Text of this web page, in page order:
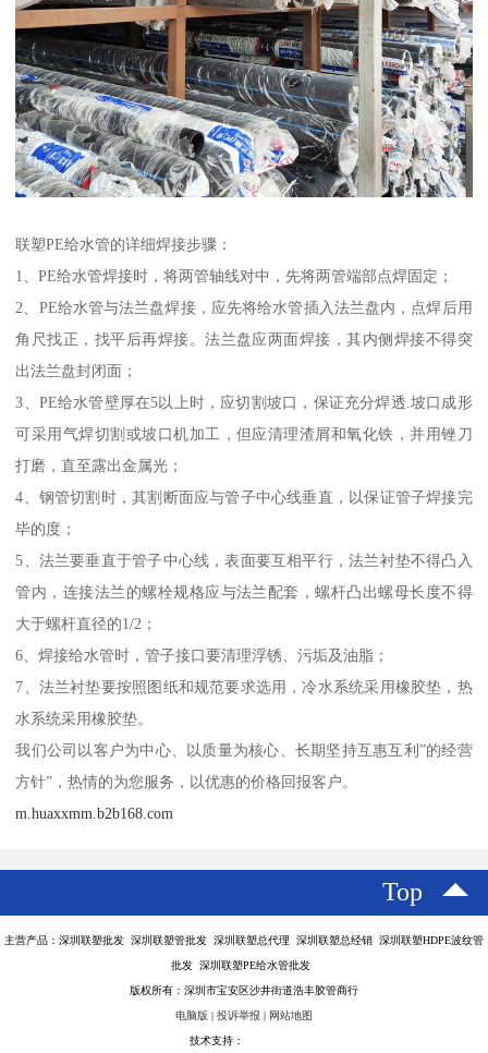
联塑PE给水管的详细焊接步骤：
1、PE给水管焊接时，将两管轴线对中，先将两管端部点焊固定；
2、PE给水管与法兰盘焊接，应先将给水管插入法兰盘内，点焊后用
角尺找正，找平后再焊接。法兰盘应两面焊接，其内侧焊接不得突
出法兰盘封闭面；
3、PE给水管壁厚在5以上时，应切割坡口，保证充分焊透.坡口成形
可采用气焊切割或坡口机加工，但应清理渣屑和氧化铁，并用锉刀
打磨，直至露出金属光；
4、钢管切割时，其割断面应与管子中心线垂直，以保证管子焊接完
毕的度；
5、法兰要垂直于管子中心线，表面要互相平行，法兰衬垫不得凸入
管内，连接法兰的螺栓规格应与法兰配套，螺杆凸出螺母长度不得
大于螺杆直径的1/2；
6、焊接给水管时，管子接口要清理浮锈、污垢及油脂；
7、法兰衬垫要按照图纸和规范要求选用，冷水系统采用橡胶垫，热
水系统采用橡胶垫。
我们公司以客户为中心、以质量为核心、长期坚持互惠互利”的经营
方针”，热情的为您服务，以优惠的价格回报客户。
m.huaxxmm.b2b168.com
Top
主营产品：深圳联塑批发 深圳联塑管批发 深圳联塑总代理 深圳联塑总经销 深圳联塑HDPE波纹管
批发 深圳联塑PE给水管批发
版权所有：深圳市宝安区沙井街道浩丰胶管商行
电脑版 | 投诉举报 | 网站地图
技术支持：